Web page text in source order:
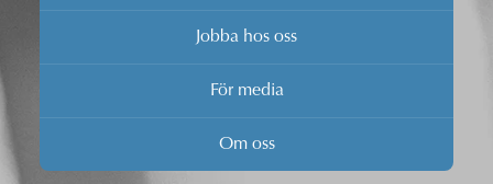
Jobba hos oss
För media
Om oss